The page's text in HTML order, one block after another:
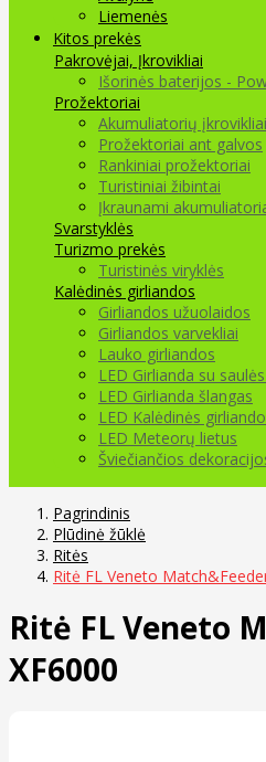
Liemenės
Kitos prekės
Pakrovėjai, Įkrovikliai
Išorinės baterijos -
Prožektoriai
Akumuliatorių įkrovikliai
Prožektoriai ant galvos
Rankiniai prožektoriai
Turistiniai žibintai
Įkraunami
Svarstyklės
Turizmo prekės
Turistinės viryklės
Kalėdinės girliandos
Girliandos užuolaidos
Girliandos varvekliai
Lauko girliandos
LED Girlianda su
LED Girlianda šlangas
LED Kalėdinės
LED Meteorų lietus
Šviečiančios
Pagrindinis
Plūdinė žūklė
Ritės
Ritė FL Veneto
Ritė FL Veneto
XF6000